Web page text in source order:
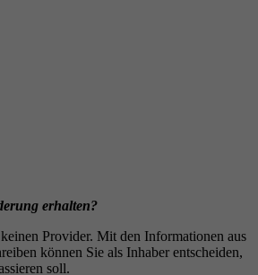
erhalten?
Provider. Mit den Informationen aus
können Sie als Inhaber entscheiden,
soll.